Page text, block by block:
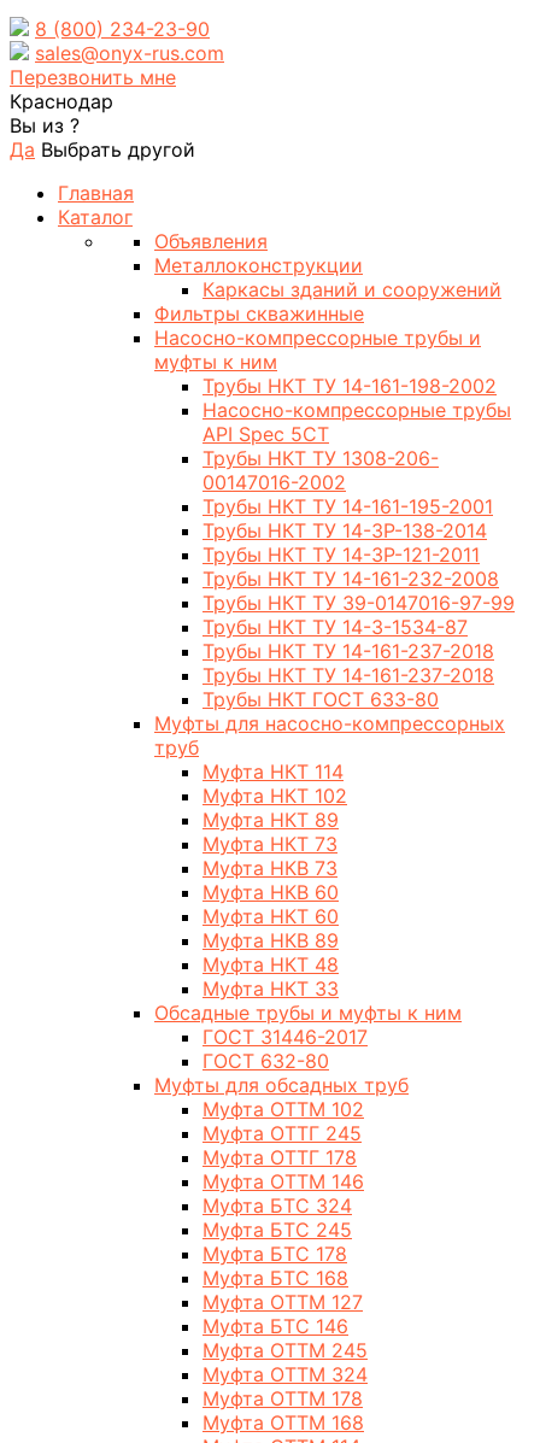
8 (800) 234-23-90
sales@onyx-rus.com
Перезвонить мне
Краснодар
Вы из ?
Да Выбрать другой
Главная
Каталог
Объявления
Металлоконструкции
Каркасы зданий и сооружений
Фильтры скважинные
Насосно-компрессорные трубы и
муфты к ним
Трубы НКТ ТУ 14-161-198-2002
Насосно-компрессорные трубы
API Spec 5CT
Трубы НКТ ТУ 1308-206-
00147016-2002
Трубы НКТ ТУ 14-161-195-2001
Трубы НКТ ТУ 14-3Р-138-2014
Трубы НКТ ТУ 14-3Р-121-2011
Трубы НКТ ТУ 14-161-232-2008
Трубы НКТ ТУ 39-0147016-97-99
Трубы НКТ ТУ 14-3-1534-87
Трубы НКТ ТУ 14-161-237-2018
Трубы НКТ ТУ 14-161-237-2018
Трубы НКТ ГОСТ 633-80
Муфты для насосно-компрессорных
труб
Муфта НКТ 114
Муфта НКТ 102
Муфта НКТ 89
Муфта НКТ 73
Муфта НКВ 73
Муфта НКВ 60
Муфта НКТ 60
Муфта НКВ 89
Муфта НКТ 48
Муфта НКТ 33
Обсадные трубы и муфты к ним
ГОСТ 31446-2017
ГОСТ 632-80
Муфты для обсадных труб
Муфта ОТТМ 102
Муфта ОТТГ 245
Муфта ОТТГ 178
Муфта ОТТМ 146
Муфта БТС 324
Муфта БТС 245
Муфта БТС 178
Муфта БТС 168
Муфта ОТТМ 127
Муфта БТС 146
Муфта ОТТМ 245
Муфта ОТТМ 324
Муфта ОТТМ 178
Муфта ОТТМ 168